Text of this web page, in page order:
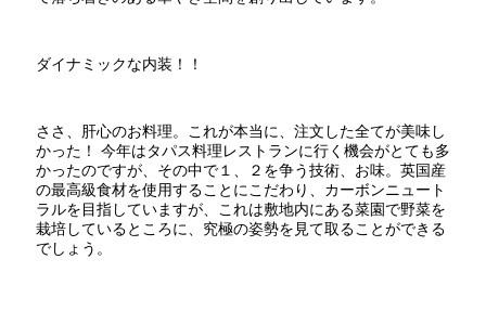
ダイナミックな内装！！
ささ、肝心のお料理。これが本当に、注文した全てが美味し
かった！ 今年はタパス料理レストランに行く機会がとても多
かったのですが、その中で１、２を争う技術、お味。英国産
の最高級食材を使用することにこだわり、カーボンニュート
ラルを目指していますが、これは敷地内にある菜園で野菜を
栽培しているところに、究極の姿勢を見て取ることができる
でしょう。